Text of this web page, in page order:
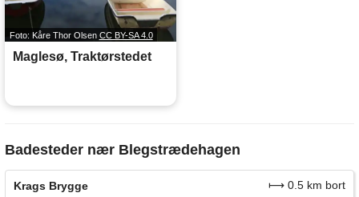
Foto: Kåre Thor Olsen CC BY-SA 4.0
Maglesø, Traktørstedet
Badesteder nær Blegstrædehagen
Krags Brygge
⟼ 0.5 km bort